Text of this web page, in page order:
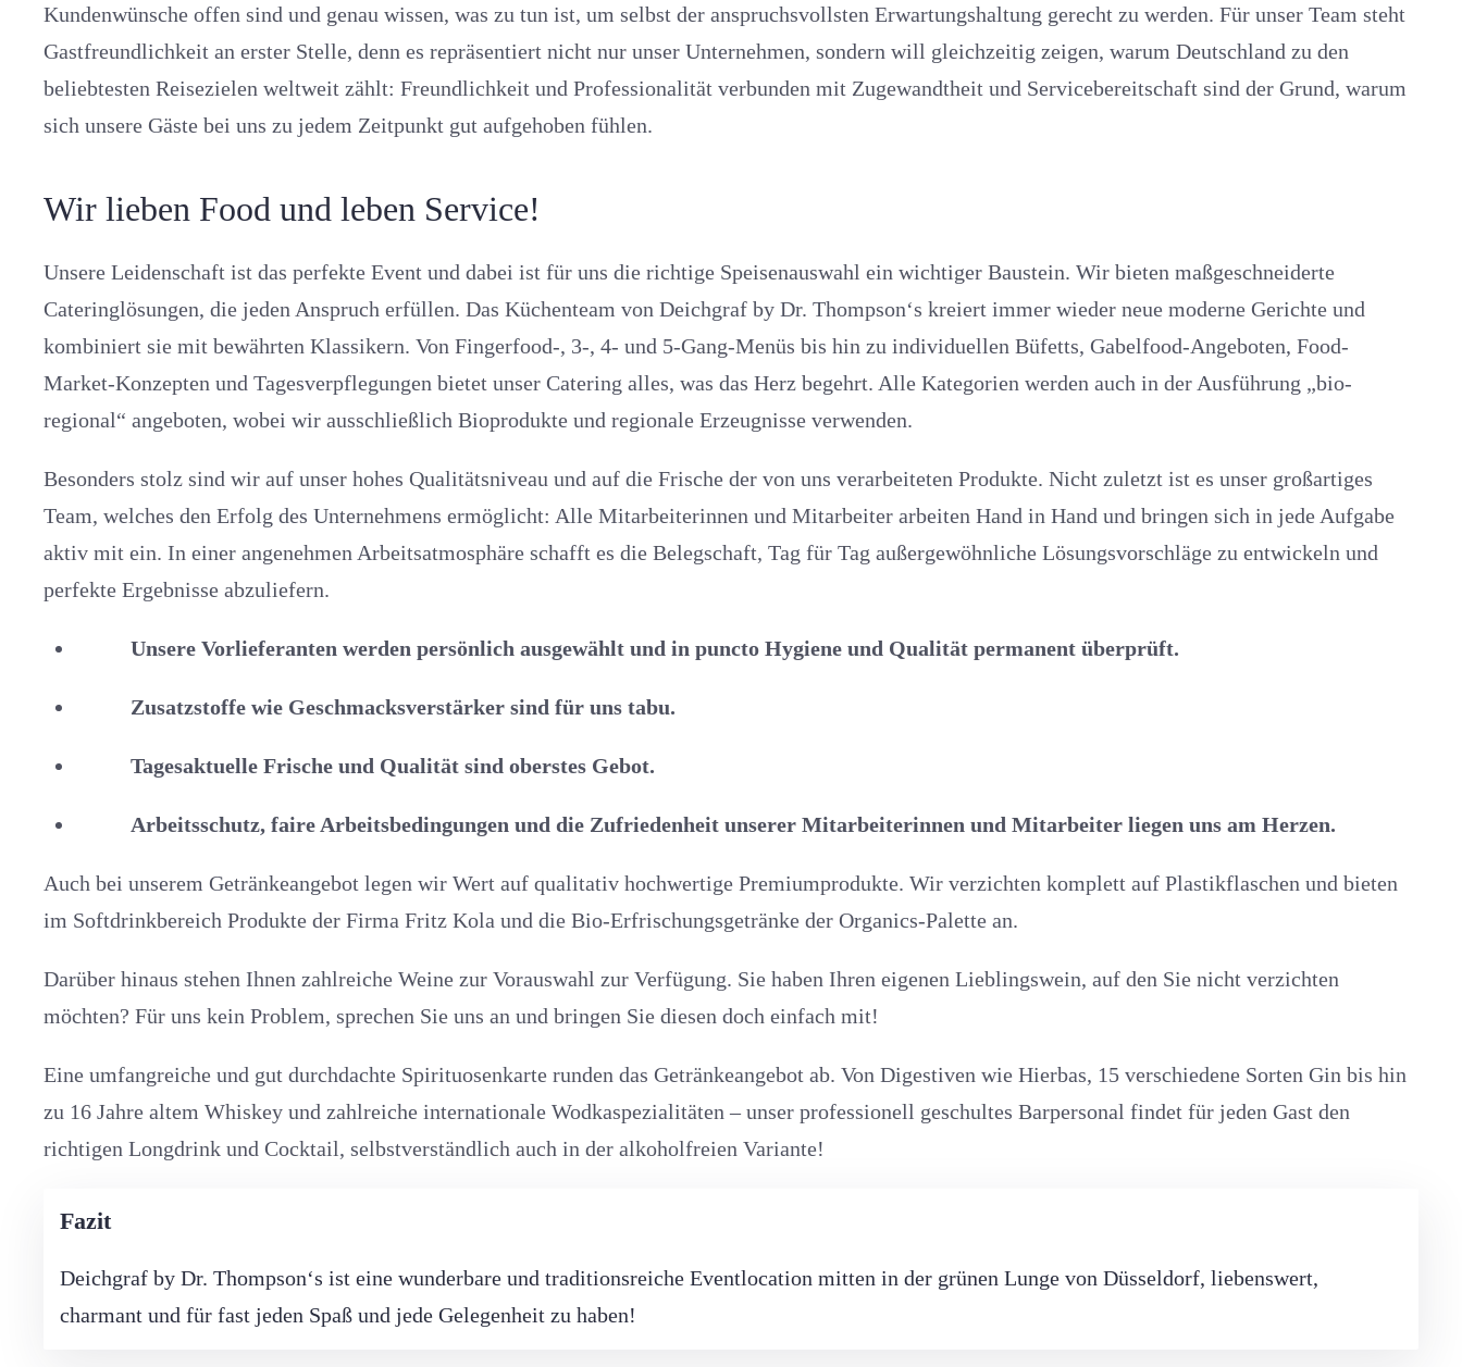
Kundenwünsche offen sind und genau wissen, was zu tun ist, um selbst der anspruchsvollsten Erwartungshaltung gerecht zu werden. Für unser Team steht
Gastfreundlichkeit an erster Stelle, denn es repräsentiert nicht nur unser Unternehmen, sondern will gleichzeitig zeigen, warum Deutschland zu den
beliebtesten Reisezielen weltweit zählt: Freundlichkeit und Professionalität verbunden mit Zugewandtheit und Servicebereitschaft sind der Grund, warum
sich unsere Gäste bei uns zu jedem Zeitpunkt gut aufgehoben fühlen.
Wir lieben Food und leben Service!
Unsere Leidenschaft ist das perfekte Event und dabei ist für uns die richtige Speisenauswahl ein wichtiger Baustein. Wir bieten maßgeschneiderte
Cateringlösungen, die jeden Anspruch erfüllen. Das Küchenteam von Deichgraf by Dr. Thompson‘s kreiert immer wieder neue moderne Gerichte und
kombiniert sie mit bewährten Klassikern. Von Fingerfood-, 3-, 4- und 5-Gang-Menüs bis hin zu individuellen Büfetts, Gabelfood-Angeboten, Food-
Market-Konzepten und Tagesverpflegungen bietet unser Catering alles, was das Herz begehrt. Alle Kategorien werden auch in der Ausführung „bio-
regional“ angeboten, wobei wir ausschließlich Bioprodukte und regionale Erzeugnisse verwenden.
Besonders stolz sind wir auf unser hohes Qualitätsniveau und auf die Frische der von uns verarbeiteten Produkte. Nicht zuletzt ist es unser großartiges
Team, welches den Erfolg des Unternehmens ermöglicht: Alle Mitarbeiterinnen und Mitarbeiter arbeiten Hand in Hand und bringen sich in jede Aufgabe
aktiv mit ein. In einer angenehmen Arbeitsatmosphäre schafft es die Belegschaft, Tag für Tag außergewöhnliche Lösungsvorschläge zu entwickeln und
perfekte Ergebnisse abzuliefern.
Unsere Vorlieferanten werden persönlich ausgewählt und in puncto Hygiene und Qualität permanent überprüft.
Zusatzstoffe wie Geschmacksverstärker sind für uns tabu.
Tagesaktuelle Frische und Qualität sind oberstes Gebot.
Arbeitsschutz, faire Arbeitsbedingungen und die Zufriedenheit unserer Mitarbeiterinnen und Mitarbeiter liegen uns am Herzen.
Auch bei unserem Getränkeangebot legen wir Wert auf qualitativ hochwertige Premiumprodukte. Wir verzichten komplett auf Plastikflaschen und bieten
im Softdrinkbereich Produkte der Firma Fritz Kola und die Bio-Erfrischungsgetränke der Organics-Palette an.
Darüber hinaus stehen Ihnen zahlreiche Weine zur Vorauswahl zur Verfügung. Sie haben Ihren eigenen Lieblingswein, auf den Sie nicht verzichten
möchten? Für uns kein Problem, sprechen Sie uns an und bringen Sie diesen doch einfach mit!
Eine umfangreiche und gut durchdachte Spirituosenkarte runden das Getränkeangebot ab. Von Digestiven wie Hierbas, 15 verschiedene Sorten Gin bis hin
zu 16 Jahre altem Whiskey und zahlreiche internationale Wodkaspezialitäten – unser professionell geschultes Barpersonal findet für jeden Gast den
richtigen Longdrink und Cocktail, selbstverständlich auch in der alkoholfreien Variante!
Fazit
Deichgraf by Dr. Thompson‘s ist eine wunderbare und traditionsreiche Eventlocation mitten in der grünen Lunge von Düsseldorf, liebenswert,
charmant und für fast jeden Spaß und jede Gelegenheit zu haben!